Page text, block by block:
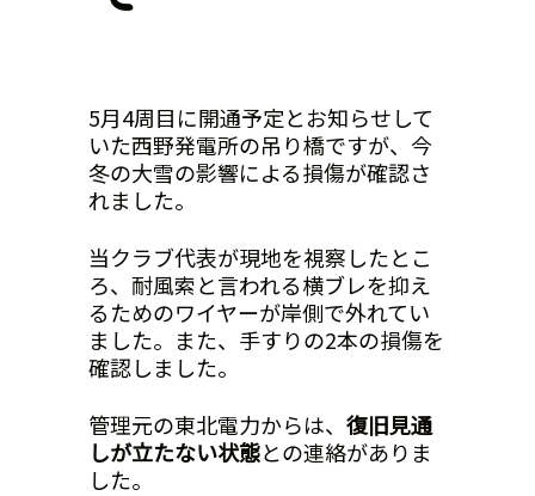
5月4周目に開通予定とお知らせして
いた西野発電所の吊り橋ですが、今
冬の大雪の影響による損傷が確認さ
れました。
当クラブ代表が現地を視察したとこ
ろ、耐風索と言われる横ブレを抑え
るためのワイヤーが岸側で外れてい
ました。また、手すりの2本の損傷を
確認しました。
管理元の東北電力からは、 復旧見通
しが立たない状態との連絡がありま
した。